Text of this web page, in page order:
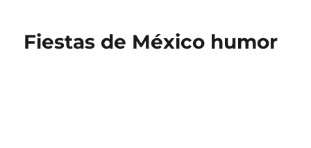
Fiestas de México humor